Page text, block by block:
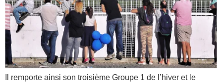
Il remporte ainsi son troisième Groupe 1 de l’hiver et le